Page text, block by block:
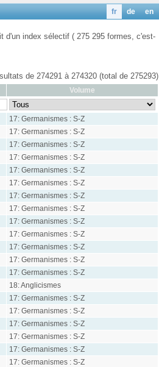
en
de
fr
d'un index sélectif ( 275 295 formes, c'est-
de 274291 à 274320 (total de 275293)
Volume
17: Germanismes : S-Z
17: Germanismes : S-Z
17: Germanismes : S-Z
17: Germanismes : S-Z
17: Germanismes : S-Z
17: Germanismes : S-Z
17: Germanismes : S-Z
17: Germanismes : S-Z
17: Germanismes : S-Z
17: Germanismes : S-Z
17: Germanismes : S-Z
17: Germanismes : S-Z
17: Germanismes : S-Z
18: Anglicismes
17: Germanismes : S-Z
17: Germanismes : S-Z
17: Germanismes : S-Z
17: Germanismes : S-Z
17: Germanismes : S-Z
17: Germanismes : S-Z